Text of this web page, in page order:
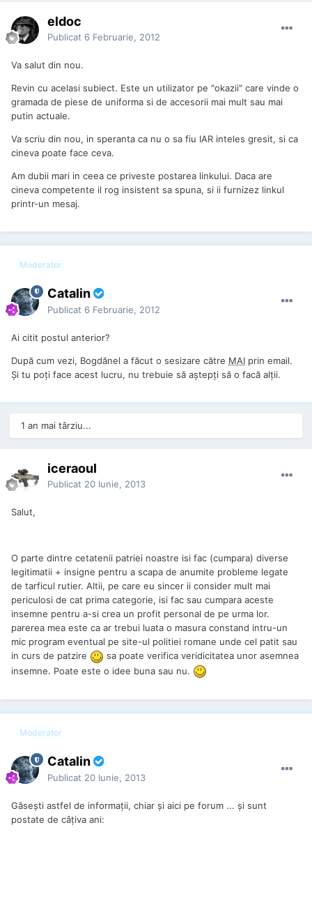
eldoc
Publicat 6 Februarie, 2012
Va salut din nou.
Revin cu acelasi subiect. Este un utilizator pe "okazii" care vinde o
gramada de piese de uniforma si de accesorii mai mult sau mai
putin actuale.
Va scriu din nou, in speranta ca nu o sa fiu IAR inteles gresit, si ca
cineva poate face ceva.
Am dubii mari in ceea ce priveste postarea linkului. Daca are
cineva competente il rog insistent sa spuna, si ii furnizez linkul
printr-un mesaj.
Moderator
Catalin
Publicat 6 Februarie, 2012
Ai citit postul anterior?
După cum vezi, Bogdănel a făcut o sesizare către MAI prin email.
Și tu poți face acest lucru, nu trebuie să aștepți să o facă alții.
1 an mai târziu...
iceraoul
Publicat 20 Iunie, 2013
Salut,
O parte dintre cetatenii patriei noastre isi fac (cumpara) diverse
legitimatii + insigne pentru a scapa de anumite probleme legate
de tarficul rutier. Altii, pe care eu sincer ii consider mult mai
periculosi de cat prima categorie, isi fac sau cumpara aceste
insemne pentru a-si crea un profit personal de pe urma lor.
parerea mea este ca ar trebui luata o masura constand intru-un
mic program eventual pe site-ul politiei romane unde cel patit sau
in curs de patzire
sa poate verifica veridicitatea unor asemnea
insemne. Poate este o idee buna sau nu.
Moderator
Catalin
Publicat 20 Iunie, 2013
Găseşti astfel de informaţii, chiar şi aici pe forum ... şi sunt
postate de câţiva ani: